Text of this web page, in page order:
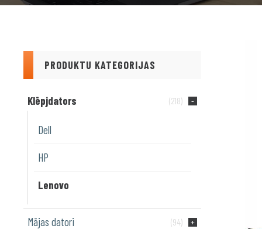
PRODUKTU KATEGORIJAS
Klēpjdators (218)
Dell
HP
Lenovo
Mājas datori (94)